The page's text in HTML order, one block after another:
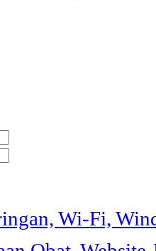
Wi-Fi,